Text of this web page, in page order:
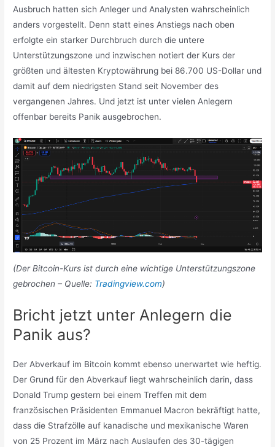
Ausbruch hatten sich Anleger und Analysten wahrscheinlich
anders vorgestellt. Denn statt eines Anstiegs nach oben
erfolgte ein starker Durchbruch durch die untere
Unterstützungszone und inzwischen notiert der Kurs der
größten und ältesten Kryptowährung bei 86.700 US-Dollar und
damit auf dem niedrigsten Stand seit November des
vergangenen Jahres. Und jetzt ist unter vielen Anlegern
offenbar bereits Panik ausgebrochen.
(Der Bitcoin-Kurs ist durch eine wichtige Unterstützungszone
gebrochen – Quelle: Tradingview.com)
Bricht jetzt unter Anlegern die
Panik aus?
Der Abverkauf im Bitcoin kommt ebenso unerwartet wie heftig.
Der Grund für den Abverkauf liegt wahrscheinlich darin, dass
Donald Trump gestern bei einem Treffen mit dem
französischen Präsidenten Emmanuel Macron bekräftigt hatte,
dass die Strafzölle auf kanadische und mexikanische Waren
von 25 Prozent im März nach Auslaufen des 30-tägigen